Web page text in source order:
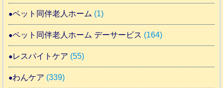
ペット同伴老人ホーム (1)
ペット同伴老人ホーム デーサービス (164)
レスパイトケア (55)
わんケア (339)